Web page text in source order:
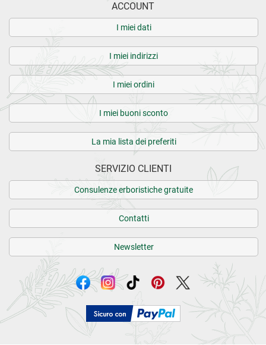
ACCOUNT
I miei dati
I miei indirizzi
I miei ordini
I miei buoni sconto
La mia lista dei preferiti
SERVIZIO CLIENTI
Consulenze erboristiche gratuite
Contatti
Newsletter